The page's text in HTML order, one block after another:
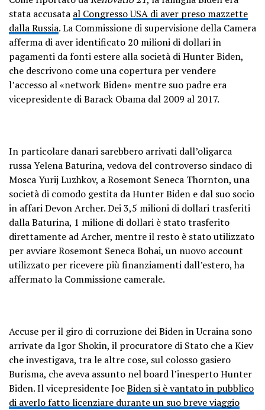
stata accusata al Congresso USA di aver preso mazzette
dalla Russia. La Commissione di supervisione della Camera
afferma di aver identificato 20 milioni di dollari in
pagamenti da fonti estere alla società di Hunter Biden,
che descrivono come una copertura per vendere
l’accesso al «network Biden» mentre suo padre era
vicepresidente di Barack Obama dal 2009 al 2017.
In particolare danari sarebbero arrivati dall’oligarca
russa Yelena Baturina, vedova del controverso sindaco di
Mosca Yurij Luzhkov, a Rosemont Seneca Thornton, una
società di comodo gestita da Hunter Biden e dal suo socio
in affari Devon Archer. Dei 3,5 milioni di dollari trasferiti
dalla Baturina, 1 milione di dollari è stato trasferito
direttamente ad Archer, mentre il resto è stato utilizzato
per avviare Rosemont Seneca Bohai, un nuovo account
utilizzato per ricevere più finanziamenti dall’estero, ha
affermato la Commissione camerale.
Accuse per il giro di corruzione dei Biden in Ucraina sono
arrivate da Igor Shokin, il procuratore di Stato che a Kiev
che investigava, tra le altre cose, sul colosso gasiero
Burisma, che aveva assunto nel board l’inesperto Hunter
Biden. Il vicepresidente JoeBiden si è vantato in pubblico
di averlo fatto licenziare durante un suo breve viaggio